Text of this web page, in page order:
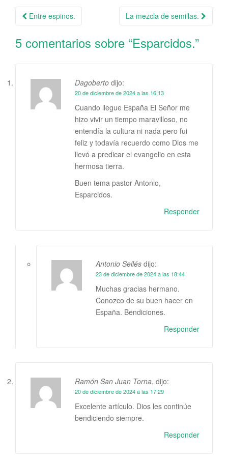
Navegación de la entrada
Entre espinos. La mezcla de semillas.
5 comentarios sobre “Esparcidos.”
Dagoberto dijo:
20 de diciembre de 2024 a las 16:13
Cuando llegue España El Señor me
hizo vivir un tiempo maravilloso, no
entendía la cultura ni nada pero fui
feliz y todavía recuerdo como Dios me
llevó a predicar el evangelio en esta
hermosa tierra.
Buen tema pastor Antonio,
Esparcidos.
Responder
Antonio Sellés dijo:
23 de diciembre de 2024 a las 18:44
Muchas gracias hermano.
Conozco de su buen hacer en
España. Bendiciones.
Responder
Ramón San Juan Torna. dijo:
20 de diciembre de 2024 a las 17:29
Excelente artículo. Dios les continúe
bendiciendo siempre.
Responder